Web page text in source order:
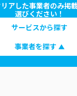
アした事業者のみ掲
選びください！
サービスから探す
事業者を探す